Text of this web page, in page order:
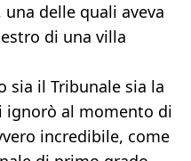
delle quali aveva
di una villa
sia il Tribunale sia la
ignorò al momento di
incredibile, come